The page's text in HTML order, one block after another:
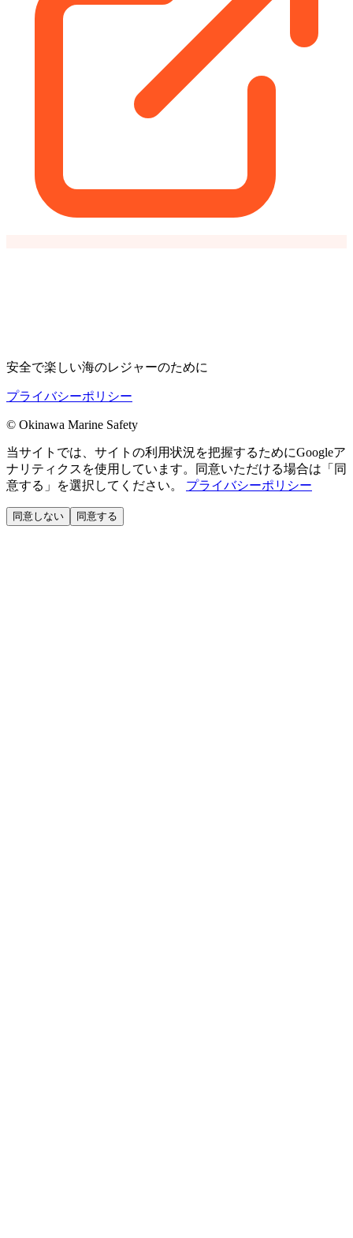
安全で楽しい海のレジャーのために
プライバシーポリシー
© Okinawa Marine Safety
当サイトでは、サイトの利用状況を把握するためにGoogleア
ナリティクスを使用しています。同意いただける場合は「同
意する」を選択してください。
プライバシーポリシー
同意しない 同意する